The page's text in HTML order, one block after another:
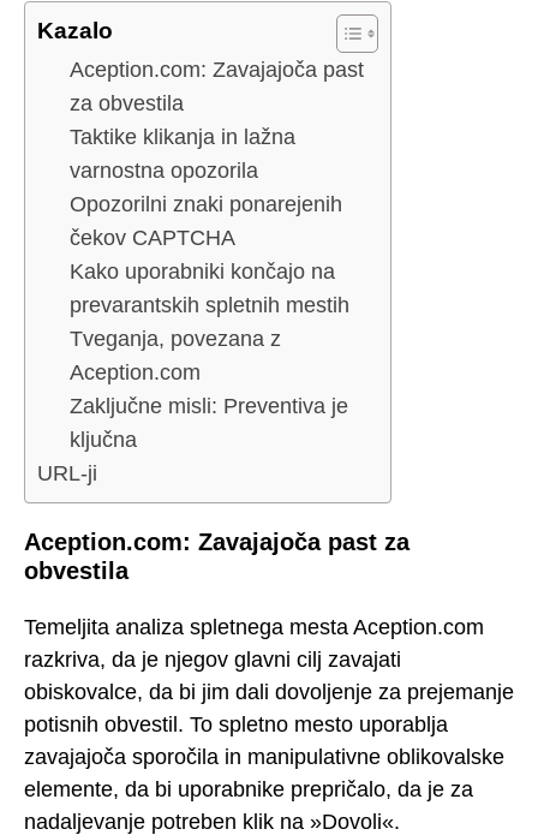
Kazalo
Aception.com: Zavajajoča past
za obvestila
Taktike klikanja in lažna
varnostna opozorila
Opozorilni znaki ponarejenih
čekov CAPTCHA
Kako uporabniki končajo na
prevarantskih spletnih mestih
Tveganja, povezana z
Aception.com
Zaključne misli: Preventiva je
ključna
URL-ji
Aception.com: Zavajajoča past za
obvestila
Temeljita analiza spletnega mesta Aception.com
razkriva, da je njegov glavni cilj zavajati
obiskovalce, da bi jim dali dovoljenje za prejemanje
potisnih obvestil. To spletno mesto uporablja
zavajajoča sporočila in manipulativne oblikovalske
elemente, da bi uporabnike prepričalo, da je za
nadaljevanje potreben klik na »Dovoli«.